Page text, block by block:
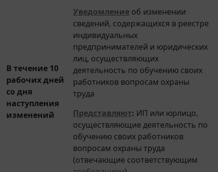
В течение 10
рабочих дней
со дня
наступления
изменений
Уведомление
об изменении
сведений, содержащихся в реестре
индивидуальных
предпринимателей и юридических
лиц, осуществляющих
деятельность по обучению своих
работников вопросам охраны
труда
Представляют
ИП или юрлицо,
осуществляющие деятельность по
обучению своих работников
вопросам охраны труда
(отвечающие соответствующим
требованиям)